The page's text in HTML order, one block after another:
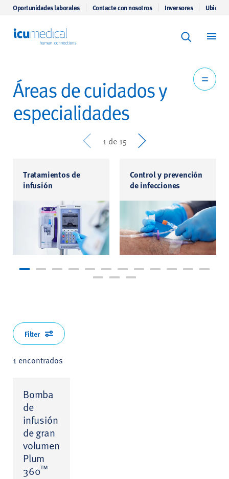
Oportunidades laborales Contacte con nosotros Inversores
Keyword
Áreas de cuidados y
especialidades
Prev 1 de 15 Next
Tratamientos de
infusión
Control y prevención
de infecciones
1 encontrados
Bomba
de
infusión
de gran
volumen
Plum
360™
Filter